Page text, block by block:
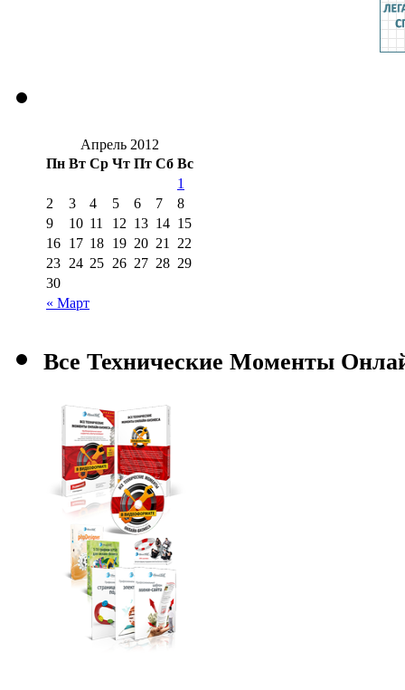
Апрель 2012
Пн Вт Ср Чт Пт Сб Вс
« Март
1
2
3 4 5 6 7
8
9
10 11 12 13 14 15
16 17 18 19 20 21
22
23 24 25 26 27 28 29
30
Все Технические Моменты